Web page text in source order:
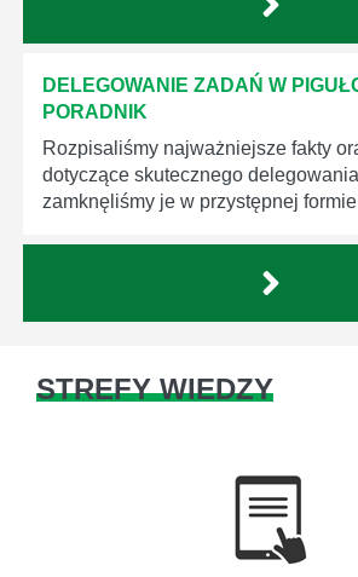
DELEGOWANIE ZADAŃ W
PORADNIK
Rozpisaliśmy najważniejsze fakty
dotyczące skutecznego
zamknęliśmy je w przystępnej
STREFY WIEDZY